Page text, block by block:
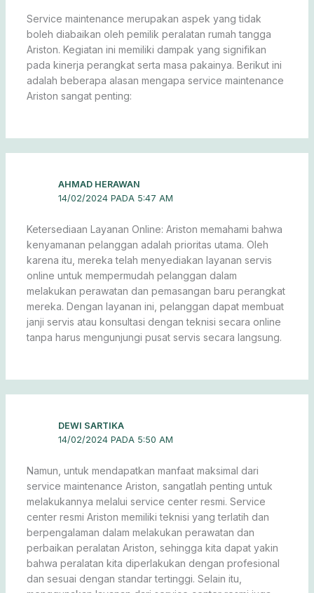
Service maintenance merupakan aspek yang tidak
boleh diabaikan oleh pemilik peralatan rumah tangga
Ariston. Kegiatan ini memiliki dampak yang signifikan
pada kinerja perangkat serta masa pakainya. Berikut ini
adalah beberapa alasan mengapa service maintenance
Ariston sangat penting:
AHMAD HERAWAN
14/02/2024 PADA 5:47 AM
Ketersediaan Layanan Online: Ariston memahami bahwa
kenyamanan pelanggan adalah prioritas utama. Oleh
karena itu, mereka telah menyediakan layanan servis
online untuk mempermudah pelanggan dalam
melakukan perawatan dan pemasangan baru perangkat
mereka. Dengan layanan ini, pelanggan dapat membuat
janji servis atau konsultasi dengan teknisi secara online
tanpa harus mengunjungi pusat servis secara langsung.
DEWI SARTIKA
14/02/2024 PADA 5:50 AM
Namun, untuk mendapatkan manfaat maksimal dari
service maintenance Ariston, sangatlah penting untuk
melakukannya melalui service center resmi. Service
center resmi Ariston memiliki teknisi yang terlatih dan
berpengalaman dalam melakukan perawatan dan
perbaikan peralatan Ariston, sehingga kita dapat yakin
bahwa peralatan kita diperlakukan dengan profesional
dan sesuai dengan standar tertinggi. Selain itu,